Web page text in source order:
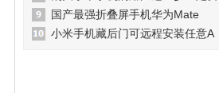
国产最强折叠屏手机华为Mate
小米手机藏后门可远程安装任意A